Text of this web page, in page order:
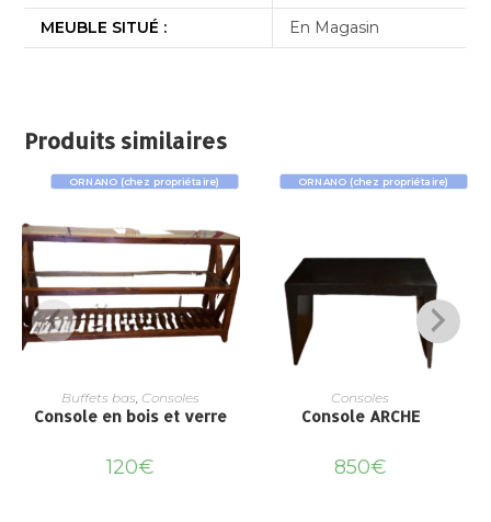
MEUBLE SITUÉ :
En Magasin
Produits similaires
ORNANO (chez propriétaire)
Buffets bas Consoles
Console en bois et verre
120€
ORNANO (chez propriétaire)
Consoles
Console ARCHE
850€